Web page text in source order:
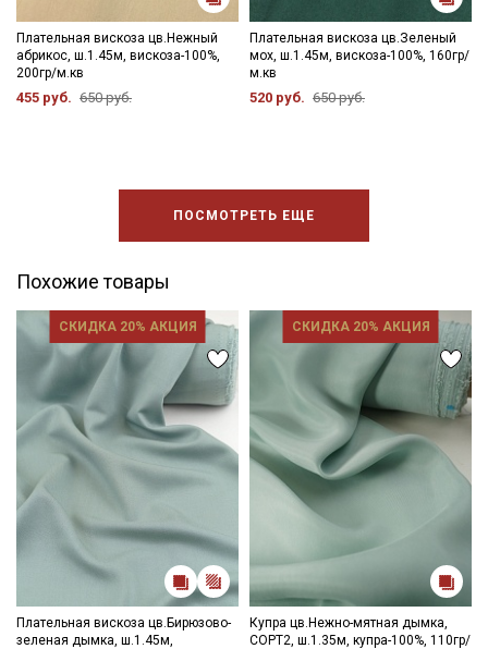
Плательная вискоза цв.Нежный
абрикос, ш.1.45м, вискоза-100%,
200гр/м.кв
455 руб. 650 руб.
Плательная вискоза цв.Зеленый
мох, ш.1.45м, вискоза-100%, 160гр/
м.кв
520 руб. 650 руб.
ПОСМОТРЕТЬ ЕЩЕ
Похожие товары
СКИДКА 20% АКЦИЯ
Плательная вискоза цв.Бирюзово-
зеленая дымка, ш.1.45м,
СКИДКА 20% АКЦИЯ
Купра цв.Нежно-мятная дымка,
СОРТ2, ш.1.35м, купра-100%, 110гр/